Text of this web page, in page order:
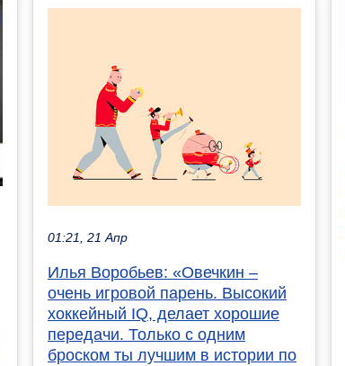
01:21, 21 Апр
Илья Воробьев: «Овечкин –
очень игровой парень. Высокий
хоккейный IQ, делает хорошие
передачи. Только с одним
броском ты лучшим в истории по